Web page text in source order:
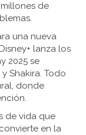
de
una nueva
lanza los
2025 se
Shakira. Todo
donde
de vida que
en la